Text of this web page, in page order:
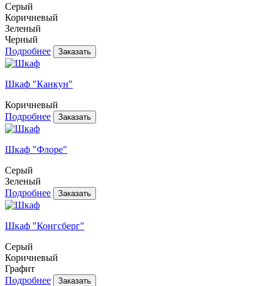
Серый
Коричневый
Зеленый
Черный
Подробнее
Шкаф "Канкун"
Коричневый
Подробнее
Шкаф "Флоре"
Серый
Зеленый
Подробнее
Шкаф "Конгсберг"
Серый
Коричневый
Графит
Подробнее